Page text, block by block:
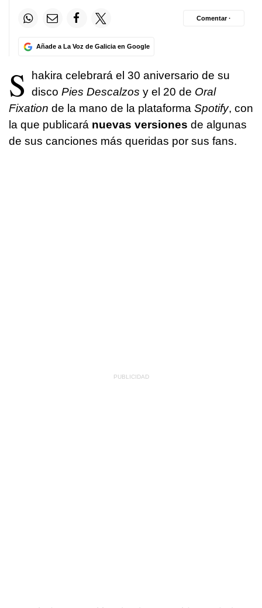
Añade a La Voz de Galicia en Google
Comentar ·
S
hakira celebrará el 30 aniversario de su
disco Pies Descalzos y el 20 de Oral
Fixation de la mano de la plataforma Spotify, con
la que publicará nuevas versiones de algunas
de sus canciones más queridas por sus fans.